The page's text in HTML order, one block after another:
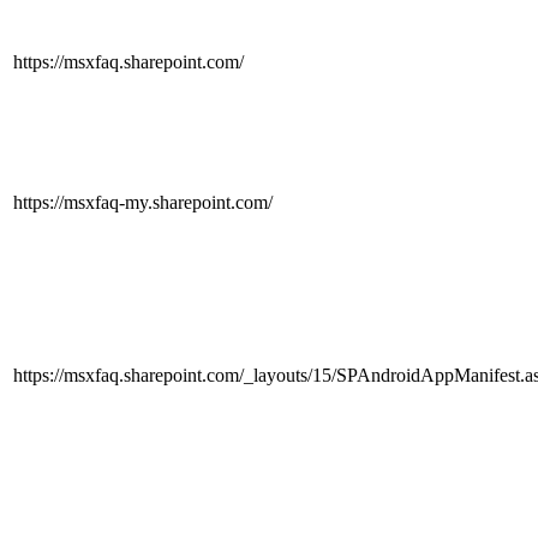
https://msxfaq.sharepoint.com/
https://msxfaq-my.sharepoint.com/
https://msxfaq.sharepoint.com/_layouts/15/